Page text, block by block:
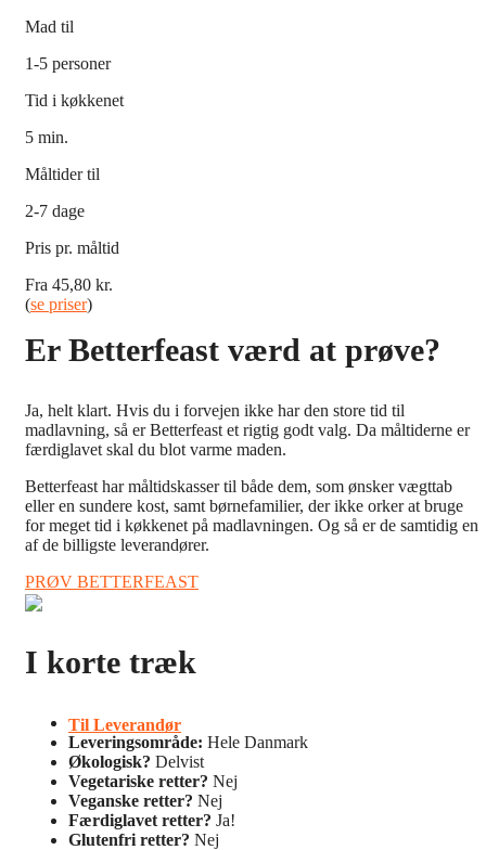
Mad til
1-5 personer
Tid i køkkenet
5 min.
Måltider til
2-7 dage
Pris pr. måltid
Fra 45,80 kr.
(se priser)
Er Betterfeast værd at prøve?
Ja, helt klart. Hvis du i forvejen ikke har den store tid til
madlavning, så er Betterfeast et rigtig godt valg. Da måltiderne er
færdiglavet skal du blot varme maden.
Betterfeast har måltidskasser til både dem, som ønsker vægttab
eller en sundere kost, samt børnefamilier, der ikke orker at bruge
for meget tid i køkkenet på madlavningen. Og så er de samtidig en
af de billigste leverandører.
PRØV BETTERFEAST
I korte træk
Til Leverandør
Leveringsområde: Hele Danmark
Økologisk? Delvist
Vegetariske retter? Nej
Veganske retter? Nej
Færdiglavet retter? Ja!
Glutenfri retter? Nej